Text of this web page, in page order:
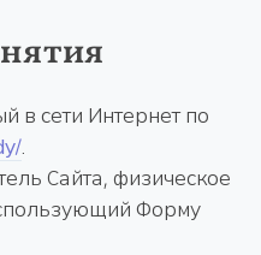
в сети Интернет по
.
Сайта, физическое
Форму